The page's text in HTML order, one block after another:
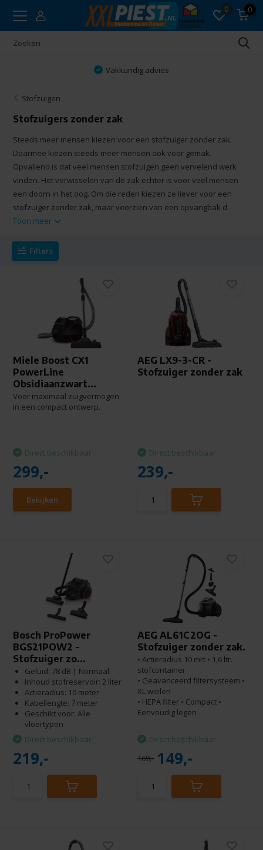
0 0
Vakkundig advies
Stofzuigen
Stofzuigers zonder zak
Steeds meer mensen kiezen voor een stofzuiger zonder zak.
Daarmee kiezen steeds meer mensen ook voor gemak.
Opvallend is dat veel mensen stofzuigen geen vervelend werk
vinden. Het verwisselen van de zak echter is voor veel mensen
een doorn in het oog. Om die reden kiezen ze liever voor een
stofzuiger zonder zak, maar voorzien van een opvangbak d
Toon meer
Filters
Miele Boost CX1
PowerLine
Obsidiaanzwart...
Voor maximaal zuigvermogen
in een compact ontwerp.
Direct beschikbaar
299,-
Bekijken
AEG LX9-3-CR -
Stofzuiger zonder zak
Direct beschikbaar
239,-
Bosch ProPower
BGS21POW2 -
Stofzuiger zo...
Geluid: 78 dB | Normaal
Inhoud stofreservoir: 2 liter
Actieradius: 10 meter
Kabellengte: 7 meter
Geschikt voor: Alle
vloertypen
Direct beschikbaar
219,-
AEG AL61C2OG -
Stofzuiger zonder zak.
• Actieradius 10 mrt • 1,6 ltr.
stofcontainer
• Geavanceerd filtersysteem •
XL wielen
• HEPA filter • Compact •
Eenvoudig legen
Direct beschikbaar
169,- 149,-